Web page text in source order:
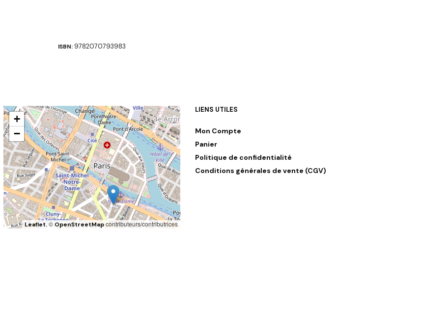
ISBN: 9782070793983
+
−
Leaflet, ©OpenStreetMapcontributeurs/contributrices
LIENS UTILES
Mon Compte
Panier
Politique de confidentialité
Conditions générales de vente (CGV)